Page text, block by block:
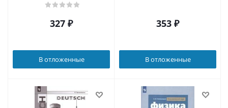
327 ₽
В отложенные
353 ₽
В отложенные